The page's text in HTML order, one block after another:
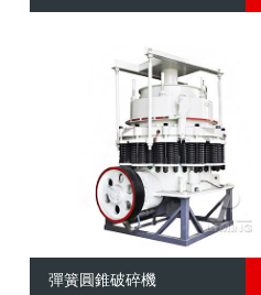
彈簧圓錐破碎機